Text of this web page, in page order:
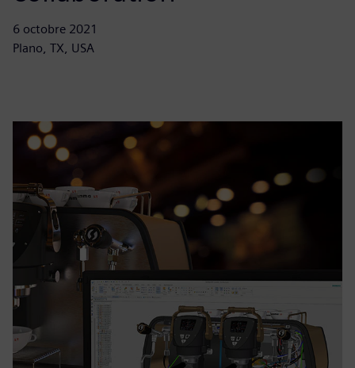
6 octobre 2021
Plano, TX, USA